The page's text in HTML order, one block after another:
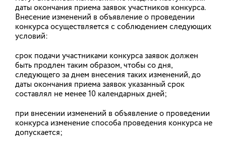
НАПРАВЛЕНИЯ ДЕЯТЕЛЬНОСТИ
даты окончания приема заявок участников конкурса.
Внесение изменений в объявление о проведении
конкурса осуществляется с соблюдением следующих
условий:
срок подачи участниками конкурса заявок должен
быть продлен таким образом, чтобы со дня,
следующего за днем внесения таких изменений, до
даты окончания приема заявок указанный срок
составлял не менее 10 календарных дней;
при внесении изменений в объявление о проведении
конкурса изменение способа проведения конкурса не
допускается;